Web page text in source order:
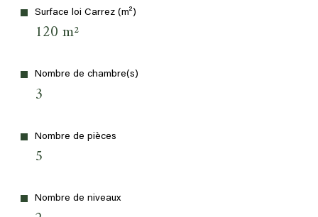
Surface loi Carrez (m²)
120 m²
Nombre de chambre(s)
3
Nombre de pièces
5
Nombre de niveaux